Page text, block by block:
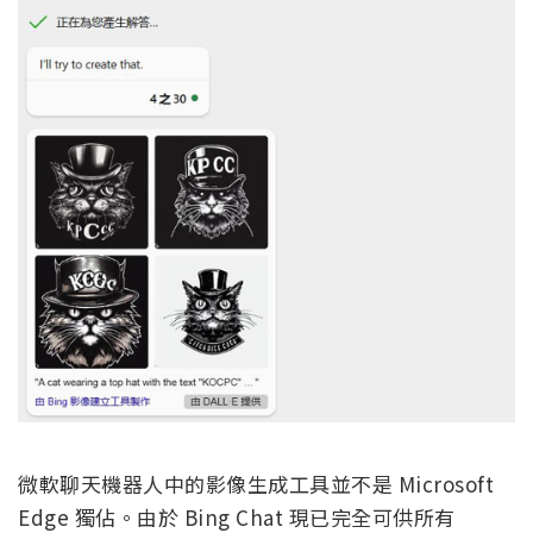
微軟聊天機器人中的影像生成工具並不是 Microsoft
Edge 獨佔。由於 Bing Chat 現已完全可供所有